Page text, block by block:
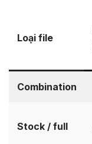
Loại file
Combination
Stock / full